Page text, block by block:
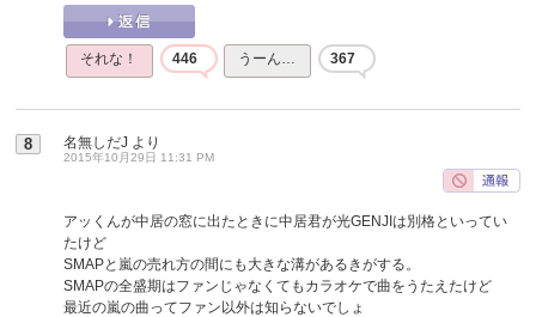
それな！ 446 うーん… 367
8 名無しだJ より
2015年10月29日 11:31 PM
アッくんが中居の窓に出たときに中居君が光GENJIは別格といってい
たけど
SMAPと嵐の売れ方の間にも大きな溝があるきがする。
SMAPの全盛期はファンじゃなくてもカラオケで曲をうたえたけど
最近の嵐の曲ってファン以外は知らないでしょ